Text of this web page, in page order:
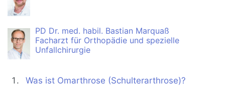
PD Dr. med. habil. Bastian Marquaß
Facharzt für Orthopädie und spezielle
Unfallchirurgie
Was ist Omarthrose (Schulterarthrose)?